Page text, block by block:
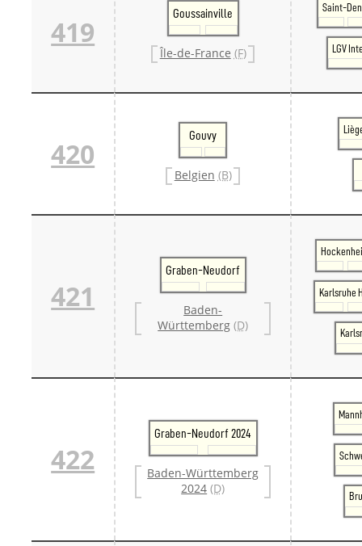
419
Goussainville
Île-de-France (F)
Saint-
LGV
420
Gouvy
Belgien (B)
421
Graben-Neudorf
Baden-
Württemberg (D)
Karlsruhe
422
Graben-Neudorf 2024
Baden-Württemberg
2024 (D)